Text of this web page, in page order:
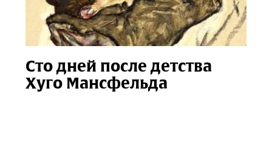
Сто дней после детства
Хуго Мансфельда